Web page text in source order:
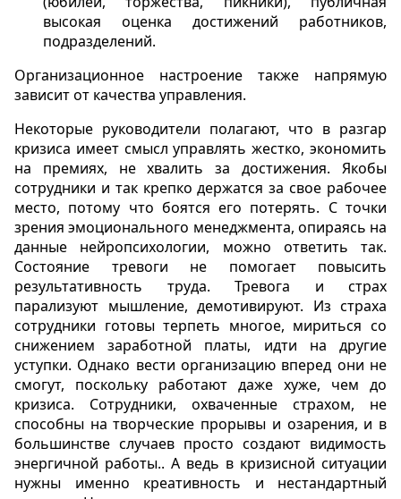
высокая оценка достижений работников,
подразделений.
Организационное настроение также напрямую
зависит от качества управления.
Некоторые руководители полагают, что в разгар
кризиса имеет смысл управлять жестко, экономить
на премиях, не хвалить за достижения. Якобы
сотрудники и так крепко держатся за свое рабочее
место, потому что боятся его потерять. С точки
зрения эмоционального менеджмента, опираясь на
данные нейропсихологии, можно ответить так.
Состояние тревоги не помогает повысить
результативность труда. Тревога и страх
парализуют мышление, демотивируют. Из страха
сотрудники готовы терпеть многое, мириться со
снижением заработной платы, идти на другие
уступки. Однако вести организацию вперед они не
смогут, поскольку работают даже хуже, чем до
кризиса. Сотрудники, охваченные страхом, не
способны на творческие прорывы и озарения, и в
большинстве случаев просто создают видимость
энергичной работы.. А ведь в кризисной ситуации
нужны именно креативность и нестандартный